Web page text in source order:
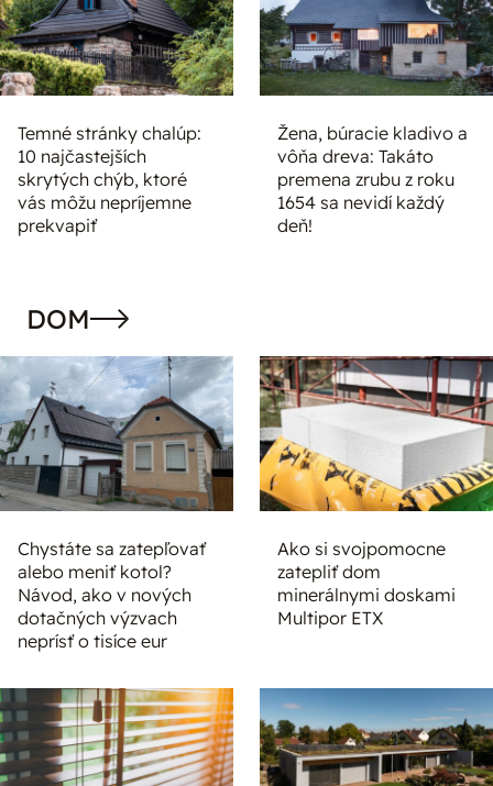
Temné stránky chalúp:
10 najčastejších
skrytých chýb, ktoré
vás môžu nepríjemne
prekvapiť
Žena, búracie kladivo a
vôňa dreva: Takáto
premena zrubu z roku
1654 sa nevidí každý
deň!
DOM
Chystáte sa zatepľovať
alebo meniť kotol?
Návod, ako v nových
dotačných výzvach
neprísť o tisíce eur
Ako si svojpomocne
zatepliť dom
minerálnymi doskami
Multipor ETX